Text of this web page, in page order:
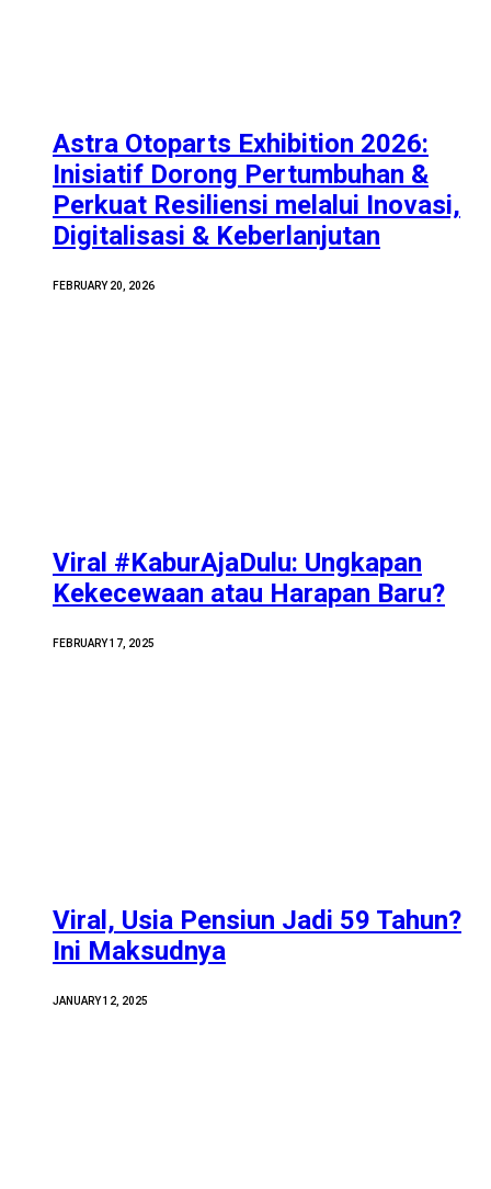
Astra Otoparts Exhibition 2026:
Inisiatif Dorong Pertumbuhan &
Perkuat Resiliensi melalui Inovasi,
Digitalisasi & Keberlanjutan
FEBRUARY 20, 2026
Viral #KaburAjaDulu: Ungkapan
Kekecewaan atau Harapan Baru?
FEBRUARY 17, 2025
Viral, Usia Pensiun Jadi 59 Tahun?
Ini Maksudnya
JANUARY 12, 2025